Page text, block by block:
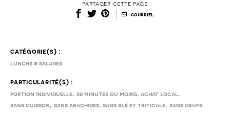
partager cette page
courriel
catégorie(s) :
lunchs & salades
particularité(s) :
portion individuelle, 30 minutes ou moins,achat local,
sans cuisson, sans arachides,sans blé et triticale, sans oeufs